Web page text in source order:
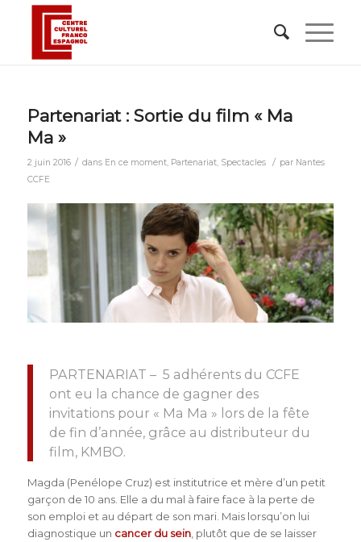
Partenariat : Sortie du film « Ma
Ma »
2 juin 2016 / dans En ce moment, Partenariat, Spectacles / par Nantes
CCFE
PARTENARIAT – 5 adhérents du CCFE
ont eu la chance de gagner des
invitations pour « Ma Ma » lors de la fête
de fin d’année, grâce au distributeur du
film, KMBO.
Magda (Penélope Cruz) est institutrice et mère d’un petit
garçon de 10 ans. Elle a du mal à faire face à la perte de
son emploi et au départ de son mari. Mais lorsqu’on lui
diagnostique un cancer du sein, plutôt que de se laisser